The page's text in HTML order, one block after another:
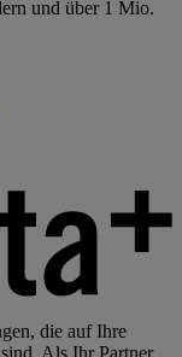
und über 1 Mio.
die auf Ihre
Als Ihr Partner